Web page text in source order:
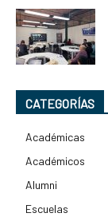
CATEGORÍAS
Académicas
Académicos
Alumni
Escuelas